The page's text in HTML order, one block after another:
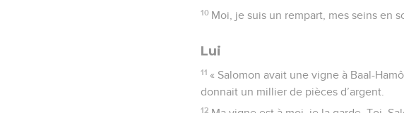
10 Moi, je suis un rempart, mes seins en
Lui
11 « Salomon avait une vigne à Baal-
donnait un millier de pièces d’argent.
12